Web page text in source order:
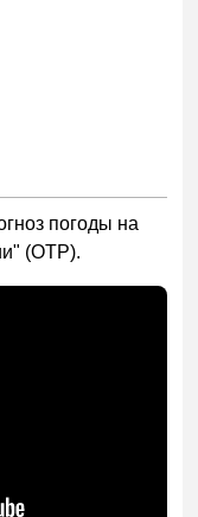
погоды на
(ОТР).